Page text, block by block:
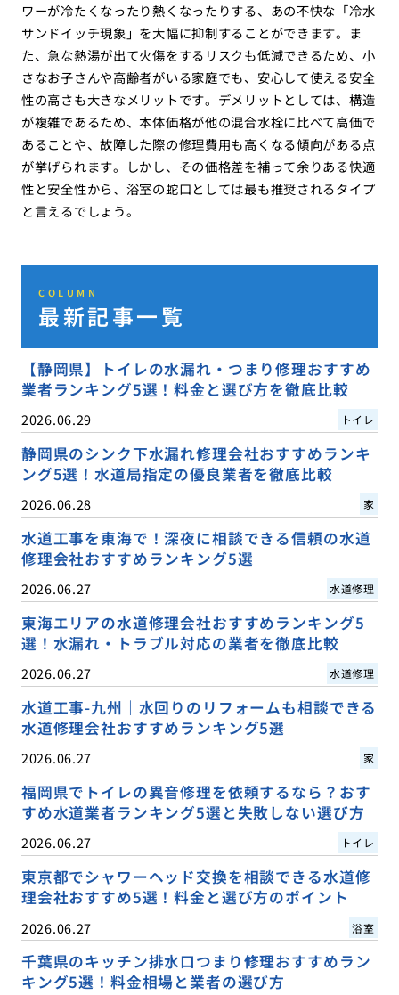
ワーが冷たくなったり熱くなったりする、あの不快な「冷水
サンドイッチ現象」を大幅に抑制することができます。ま
た、急な熱湯が出て火傷をするリスクも低減できるため、小
さなお子さんや高齢者がいる家庭でも、安心して使える安全
性の高さも大きなメリットです。デメリットとしては、構造
が複雑であるため、本体価格が他の混合水栓に比べて高価で
あることや、故障した際の修理費用も高くなる傾向がある点
が挙げられます。しかし、その価格差を補って余りある快適
性と安全性から、浴室の蛇口としては最も推奨されるタイプ
と言えるでしょう。
COLUMN
最新記事一覧
【静岡県】トイレの水漏れ・つまり修理おすすめ
業者ランキング5選！料金と選び方を徹底比較
2026.06.29 トイレ
静岡県のシンク下水漏れ修理会社おすすめランキ
ング5選！水道局指定の優良業者を徹底比較
2026.06.28 家
水道工事を東海で！深夜に相談できる信頼の水道
修理会社おすすめランキング5選
2026.06.27 水道修理
東海エリアの水道修理会社おすすめランキング5
選！水漏れ・トラブル対応の業者を徹底比較
2026.06.27 水道修理
水道工事-九州｜水回りのリフォームも相談できる
水道修理会社おすすめランキング5選
2026.06.27 家
福岡県でトイレの異音修理を依頼するなら？おす
すめ水道業者ランキング5選と失敗しない選び方
2026.06.27 トイレ
東京都でシャワーヘッド交換を相談できる水道修
理会社おすすめ5選！料金と選び方のポイント
2026.06.27 浴室
千葉県のキッチン排水口つまり修理おすすめラン
キング5選！料金相場と業者の選び方